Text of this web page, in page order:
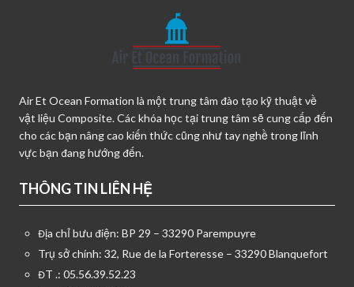
Air Et Ocean Formation là một trung tâm đào tạo kỹ thuật về
vật liệu Composite. Các khóa học tại trung tâm sẽ cung cấp đến
cho các bạn nâng cao kiến thức cũng như tay nghề trong lĩnh
vực bạn đang hướng đến.
THÔNG TIN LIÊN HỆ
Địa chỉ bưu điện: BP 29 – 33290 Parempuyre
Trụ sở chính: 32, Rue de la Forteresse – 33290 Blanquefort
ĐT .: 05.56.39.52.23